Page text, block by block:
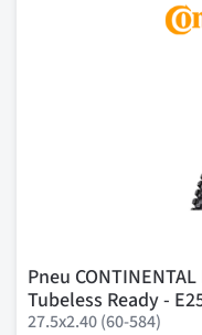
Pneu
Tubeless Ready -
27.5x2.40 (60-584)